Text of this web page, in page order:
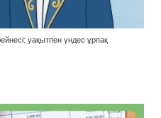
уақытпен үндес ұрпақ